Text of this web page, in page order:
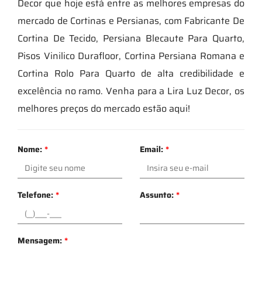
Decor que hoje está entre as melhores empresas do
mercado de Cortinas e Persianas, com Fabricante De
Cortina De Tecido, Persiana Blecaute Para Quarto,
Pisos Vinilico Durafloor, Cortina Persiana Romana e
Cortina Rolo Para Quarto de alta credibilidade e
excelência no ramo. Venha para a Lira Luz Decor, os
melhores preços do mercado estão aqui!
Nome:* Email:*
Telefone:* Assunto:*
Mensagem:*